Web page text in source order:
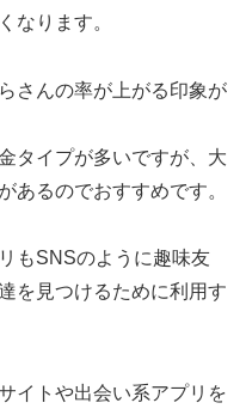
なります。
さんの率が上がる印象が
タイプが多いですが、大
あるのでおすすめです。
もSNSのように趣味友
を見つけるために利用す
イトや出会い系アプリを